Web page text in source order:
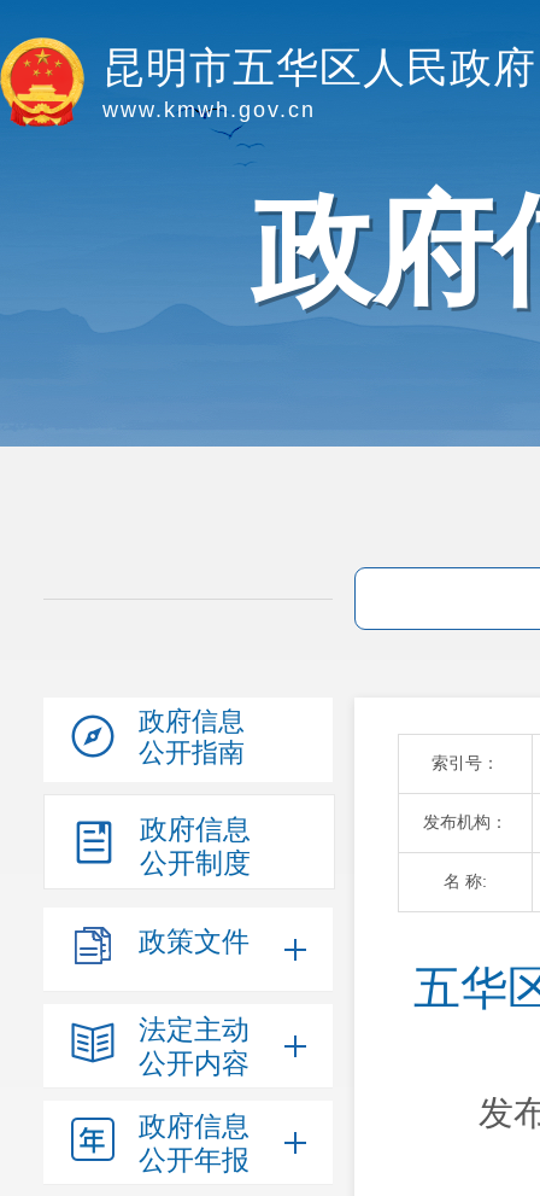
昆明市五华区人民政府
www.kmwh.gov.cn
政府
政府信息
公开指南
政府信息
公开制度
政策文件
法定主动
公开内容
政府信息
公开年报
索引号：
发布机构：
名 称:
五华
发